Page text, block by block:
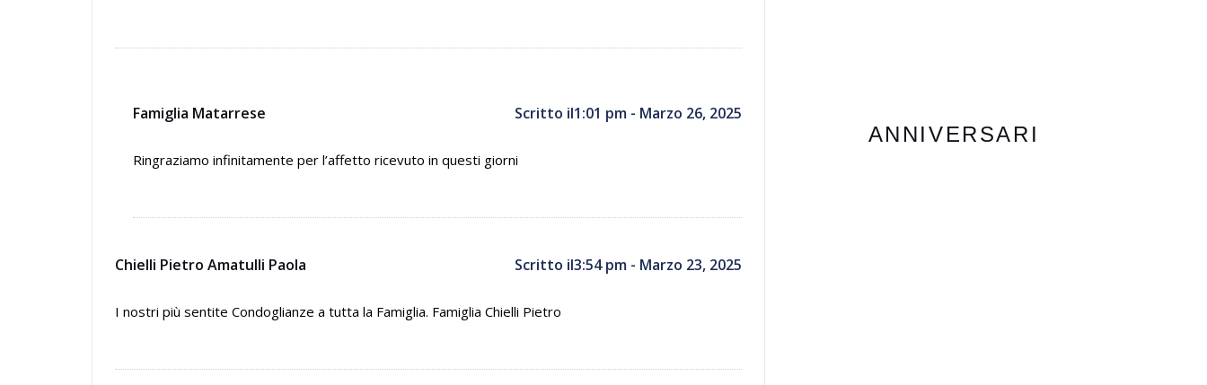
Famiglia Matarrese Scritto il1:01 pm - Marzo 26, 2025
Ringraziamo infinitamente per l’affetto ricevuto in questi giorni
Chielli Pietro Amatulli Paola Scritto il3:54 pm - Marzo 23, 2025
I nostri più sentite Condoglianze a tutta la Famiglia. Famiglia Chielli Pietro
ANNIVERSARI